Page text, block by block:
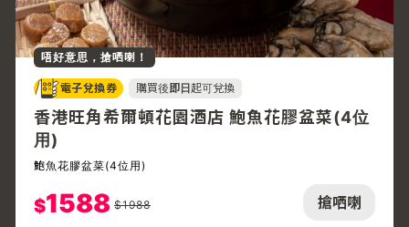
搶哂喇
唔好意思，搶哂喇！
電子兌換券 購買後即日起可兌換
香港旺角希爾頓花園酒店 鮑魚花膠盆菜(4位
用)
鮑魚花膠盆菜(4位用)
$1588 $1988